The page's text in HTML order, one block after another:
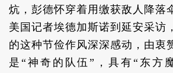
炕，彭德怀穿着用缴获敌人降
美国记者埃德加斯诺到延安采访
的这种节俭作风深深感动，由衷
是“神奇的队伍”，具有“东方